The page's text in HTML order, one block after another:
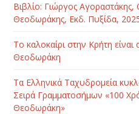
Βιβλίο: Γιώργος Αγοραστάκης,
Θεοδωράκης, Εκδ. Πυξίδα,
Το καλοκαίρι στην Κρήτη
Θεοδωράκη
Τα Ελληνικά Ταχυδρομεία
Σειρά Γραμματοσήμων «100
Θεοδωράκη»